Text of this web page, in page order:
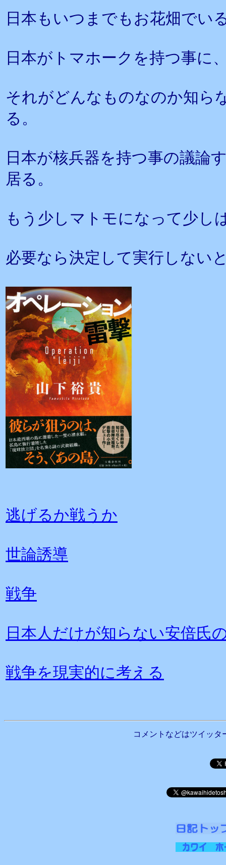
日本もいつまでもお花畑でい
日本がトマホークを持つ事に
それがどんなものなのか知ら
る。
日本が核兵器を持つ事の議論
居る。
もう少しマトモになって少し
必要なら決定して実行しない
逃げるか戦うか
世論誘導
戦争
日本人だけが知らない安倍氏
戦争を現実的に考える
コメントなどはツイッタ